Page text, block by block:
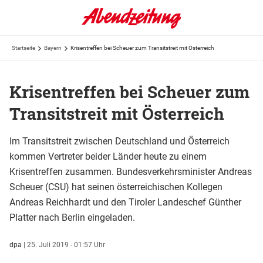
Startseite Bayern Krisentreffen bei Scheuer zum Transitstreit mit Österreich
Krisentreffen bei Scheuer zum
Transitstreit mit Österreich
Im Transitstreit zwischen Deutschland und Österreich
kommen Vertreter beider Länder heute zu einem
Krisentreffen zusammen. Bundesverkehrsminister Andreas
Scheuer (CSU) hat seinen österreichischen Kollegen
Andreas Reichhardt und den Tiroler Landeschef Günther
Platter nach Berlin eingeladen.
dpa | 25. Juli 2019 - 01:57 Uhr